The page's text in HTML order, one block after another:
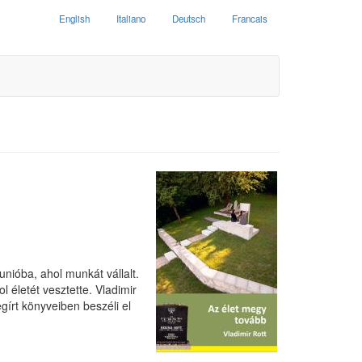
English Italiano Deutsch Francais
ahol munkát vállalt.
életét vesztette. Vladimir
könyveiben beszéli el